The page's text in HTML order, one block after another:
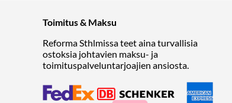
Toimitus & Maksu
Reforma Sthlmissa teet aina turvallisia
ostoksia johtavien maksu- ja
toimituspalveluntarjoajien ansiosta.